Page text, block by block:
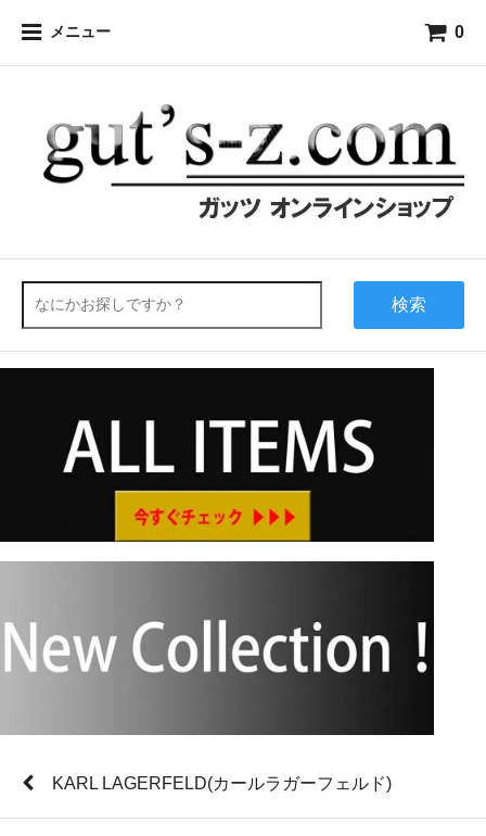
メニュー 0
検索
KARL LAGERFELD(カールラガーフェルド)